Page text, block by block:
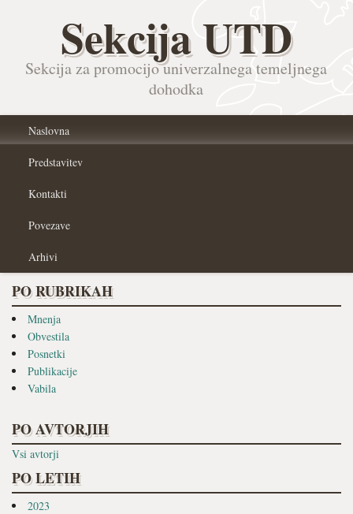
Sekcija UTD
Sekcija za promocijo univerzalnega temeljnega
dohodka
Naslovna
Predstavitev
Kontakti
Povezave
Arhivi
PO RUBRIKAH
Mnenja
Obvestila
Posnetki
Publikacije
Vabila
PO AVTORJIH
Vsi avtorji
PO LETIH
2023